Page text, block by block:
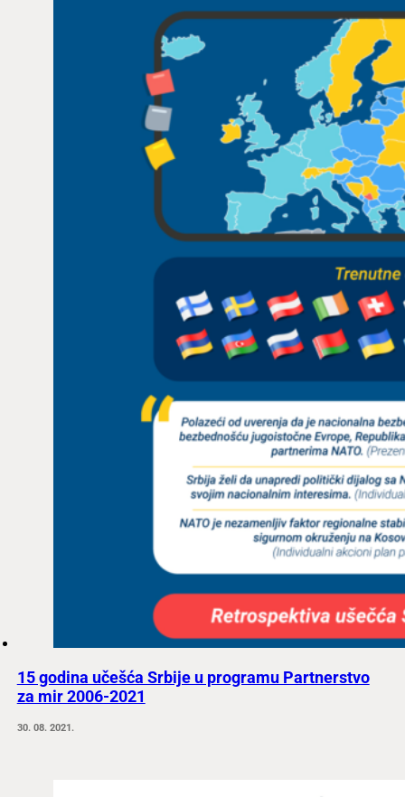
15 godina učešća Srbije u programu Partnerstvo
za mir 2006-2021
30. 08. 2021.